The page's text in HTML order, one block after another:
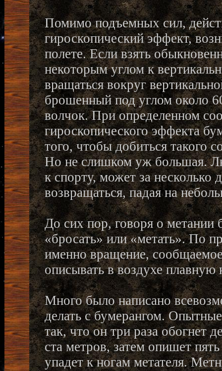
Помимо подъемных сил,
гироскопический эффект,
полете. Если взять
некоторым углом к
вращаться вокруг
брошенный под углом около
волчок. При определенном
гироскопического эффекта
того, чтобы добиться такого
Но не слишком уж большая.
к спорту, может за несколько
возвращаться, падая на
До сих пор, говоря о метании
«бросать» или «метать». По
именно вращение,
описывать в воздухе плавную
Много было написано
делать с бумерангом.
так, что он три раза обогнет
ста метров, затем опишет
упадет к ногам метателя.